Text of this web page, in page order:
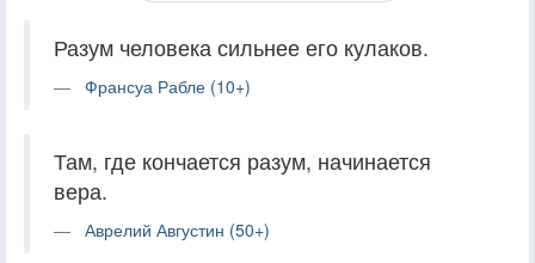
Разум человека сильнее его кулаков.
Франсуа Рабле (10+)
Там, где кончается разум, начинается
вера.
Аврелий Августин (50+)